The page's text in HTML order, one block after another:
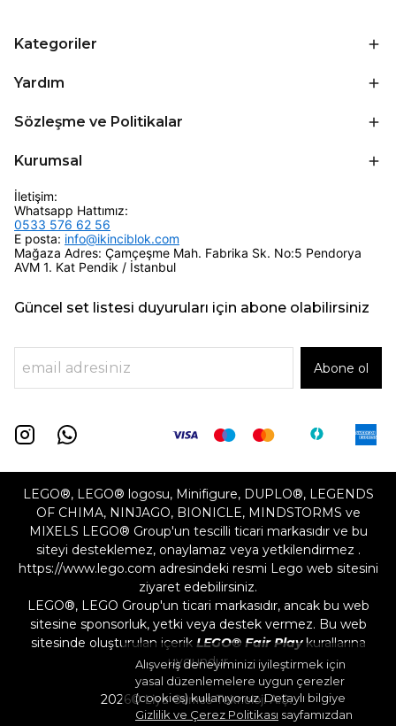
Alışveriş deneyiminizi iyileştirmek için
yasal düzenlemelere uygun çerezler
(cookies) kullanıyoruz. Detaylı bilgiye
Gizlilik ve Çerez Politikası sayfamızdan
Kategoriler
Yardım
Sözleşme ve Politikalar
Kurumsal
İletişim:
Whatsapp Hattımız:
0533 576 62 56
E posta: info@ikinciblok.com
Mağaza Adres: Çamçeşme Mah. Fabrika Sk. No:5 Pendorya
AVM 1. Kat Pendik / İstanbul
Güncel set listesi duyuruları için abone olabilirsiniz
Abone ol
LEGO®, LEGO® logosu, Minifigure, DUPLO®, LEGENDS
OF CHIMA, NINJAGO, BIONICLE, MINDSTORMS ve
MIXELS LEGO® Group'un tescilli ticari markasıdır ve bu
siteyi desteklemez, onaylamaz veya yetkilendirmez .
https://www.lego.com adresindeki resmi Lego web sitesini
ziyaret edebilirsiniz.
LEGO®, LEGO Group'un ticari markasıdır, ancak bu web
sitesine sponsorluk, yetki veya destek vermez. Bu web
sitesinde oluşturulan içerik LEGO® Fair Playkurallarına
uygundur
2026©Liya Games Teknoloji A.Ş.